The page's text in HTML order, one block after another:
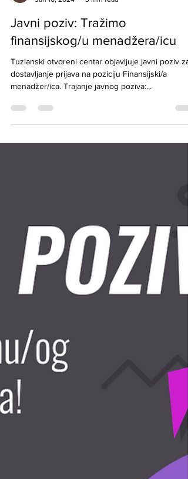
TOC Editor
Javni poziv: Tražimo
finansijskog/u menadžera/icu
Tuzlanski otvoreni centar objavljuje javni poziv za
dostavljanje prijava na poziciju Finansijski/a